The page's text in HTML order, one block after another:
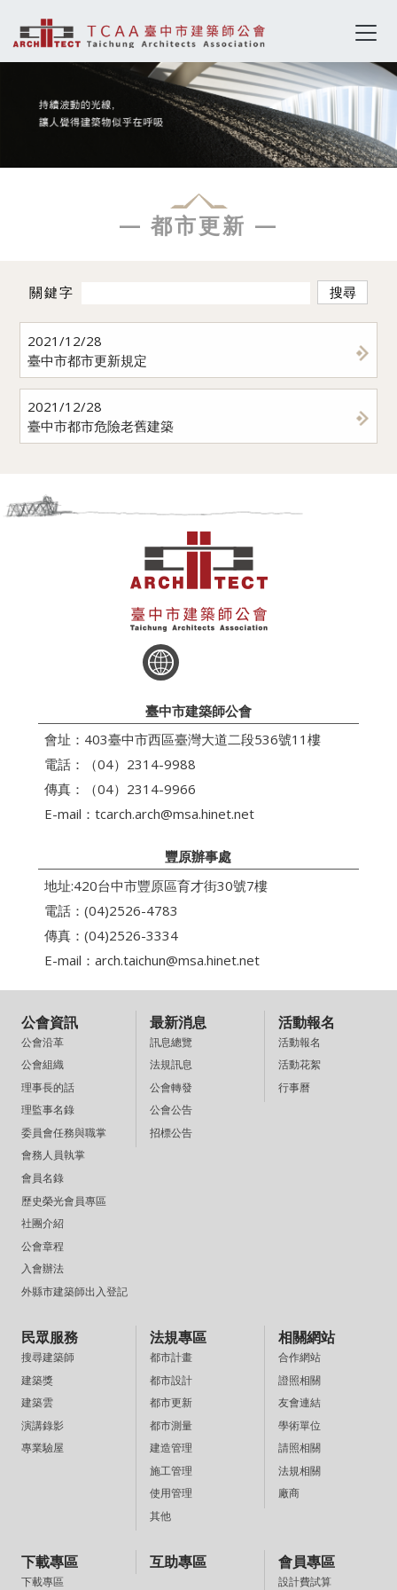
— 都市更新 —
關鍵字 搜尋
2021/12/28
臺中市都市更新規定
2021/12/28
臺中市都市危險老舊建築
臺中市建築師公會
會址：403臺中市西區臺灣大道二段536號11樓
電話：（04）2314-9988
傳真：（04）2314-9966
E-mail： tcarch.arch@msa.hinet.net
豐原辦事處
地址:420台中市豐原區育才街30號7樓
電話：(04)2526-4783
傳真：(04)2526-3334
E-mail： arch.taichun@msa.hinet.net
公會資訊
公會沿革
公會組織
理事長的話
理監事名錄
委員會任務與職掌
會務人員執掌
會員名錄
歷史榮光會員專區
社團介紹
公會章程
入會辦法
外縣市建築師出入登記
最新消息
訊息總覽
法規訊息
公會轉發
公會公告
招標公告
活動報名
活動報名
活動花絮
行事曆
民眾服務
搜尋建築師
建築獎
建築雲
演講錄影
專業驗屋
法規專區
都市計畫
都市設計
都市更新
都市測量
建造管理
施工管理
使用管理
其他
相關網站
合作網站
證照相關
友會連結
學術單位
請照相關
法規相關
廠商
下載專區
下載專區
互助專區 會員專區
設計費試算